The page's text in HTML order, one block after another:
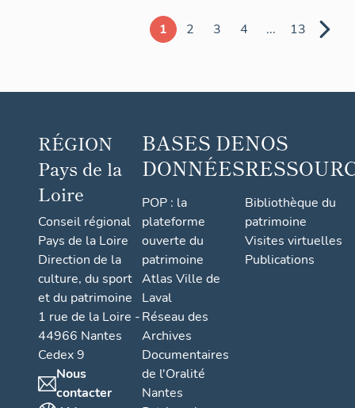
1 2 3 4 ... 13
RÉGION
Pays de la
Loire
Conseil régional
Pays de la Loire
Direction de la
culture, du sport
et du patrimoine
1 rue de la Loire -
44966 Nantes
Cedex 9
Nous
contacter
BASES DE
DONNÉES
POP : la
plateforme
ouverte du
patrimoine
Atlas Ville de
Laval
Réseau des
Archives
Documentaires
de l'Oralité
Nantes
NOS
Bibliothèque du
patrimoine
Visites virtuelles
Publications